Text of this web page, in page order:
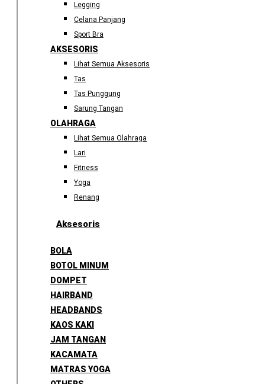
Legging
Celana Panjang
Sport Bra
AKSESORIS
Lihat Semua Aksesoris
Tas
Tas Punggung
Sarung Tangan
OLAHRAGA
Lihat Semua Olahraga
Lari
Fitness
Yoga
Renang
Aksesoris
BOLA
BOTOL MINUM
DOMPET
HAIRBAND
HEADBANDS
KAOS KAKI
JAM TANGAN
KACAMATA
MATRAS YOGA